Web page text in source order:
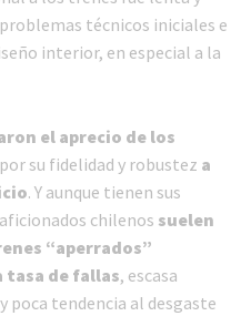
técnicos iniciales e
interior, en especial a la
el aprecio de los
por su fidelidad y robustez a
. Y aunque tienen sus
chilenos suelen
“aperrados”
tasa de fallas, escasa
poca tendencia al desgaste